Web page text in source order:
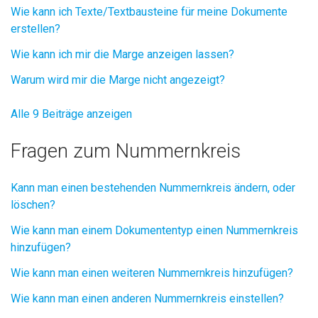
Wie kann ich Texte/Textbausteine für meine Dokumente
erstellen?
Wie kann ich mir die Marge anzeigen lassen?
Warum wird mir die Marge nicht angezeigt?
Alle 9 Beiträge anzeigen
Fragen zum Nummernkreis
Kann man einen bestehenden Nummernkreis ändern, oder
löschen?
Wie kann man einem Dokumententyp einen Nummernkreis
hinzufügen?
Wie kann man einen weiteren Nummernkreis hinzufügen?
Wie kann man einen anderen Nummernkreis einstellen?